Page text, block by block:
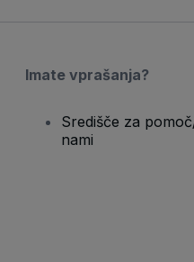
Imate vprašanja?
Središče za
nami